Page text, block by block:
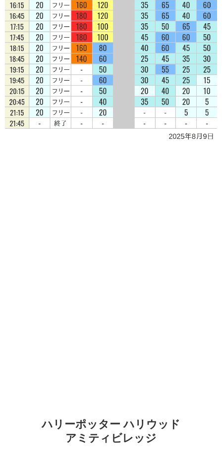
ハリーポッター ハリウッド
アミティビレッジ